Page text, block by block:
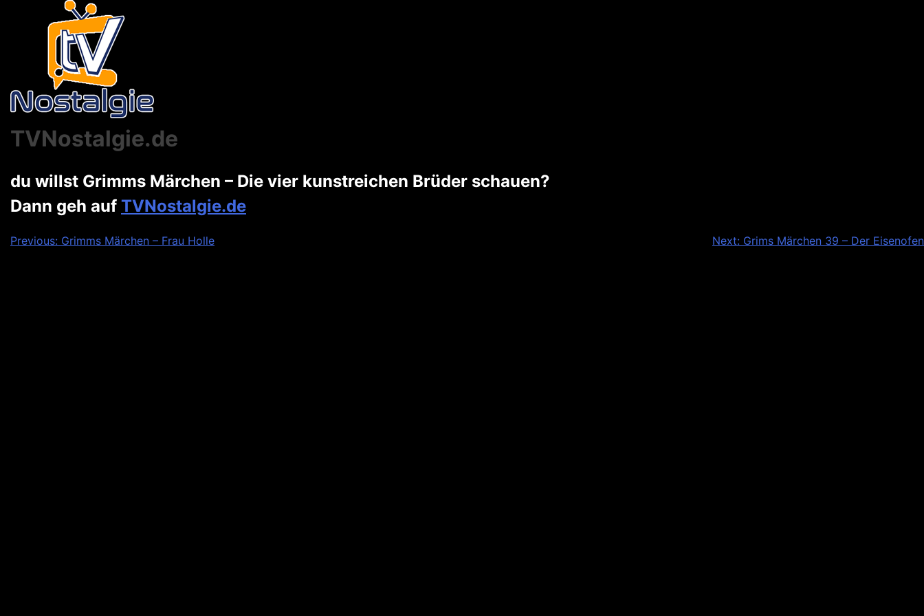
TVNostalgie.de
du willst Grimms Märchen – Die vier kunstreichen Brüder schauen?
Dann geh auf TVNostalgie.de
Beitragsnavigation
Previous: Grimms Märchen – Frau Holle Next: Grims Märchen 39 – Der Eisenofen